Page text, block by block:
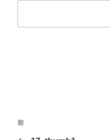
投
前
の
前